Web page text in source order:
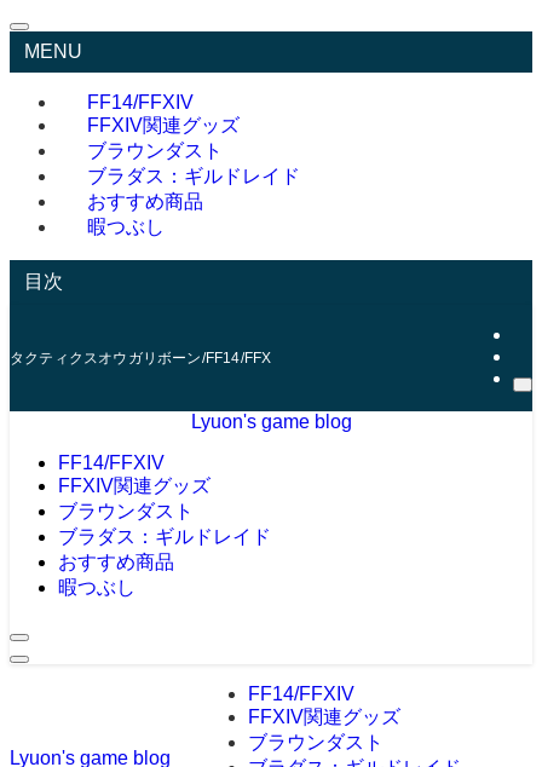
MENU
FF14/FFXIV
FFXIV関連グッズ
ブラウンダスト
ブラダス：ギルドレイド
おすすめ商品
暇つぶし
目次
タクティクスオウガリボーン/FF14/FFXIV/ブラウンダスト/ゲームブログ/たまに
Lyuon's game blog
FF14/FFXIV
FFXIV関連グッズ
ブラウンダスト
ブラダス：ギルドレイド
おすすめ商品
暇つぶし
Lyuon's game blog
FF14/FFXIV
FFXIV関連グッズ
ブラウンダスト